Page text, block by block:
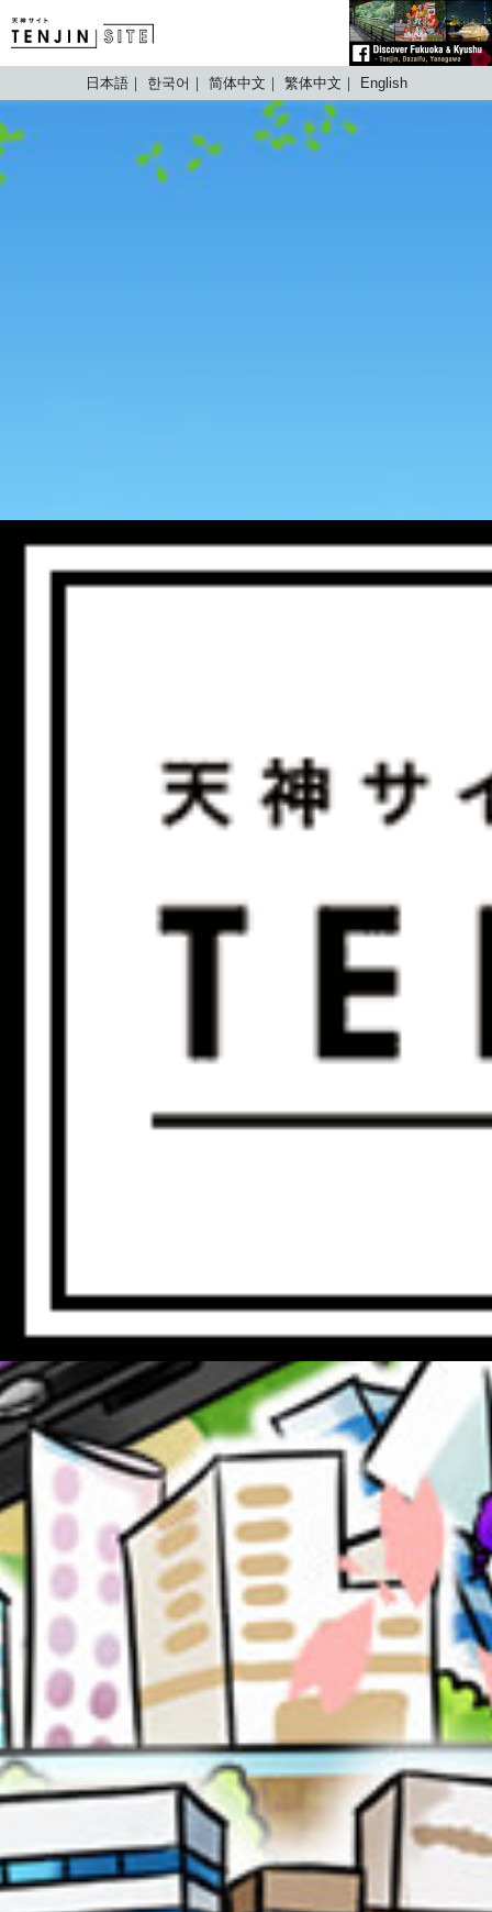
TENJIN SITE
日本語 한국어 简体中文 繁体中文 English